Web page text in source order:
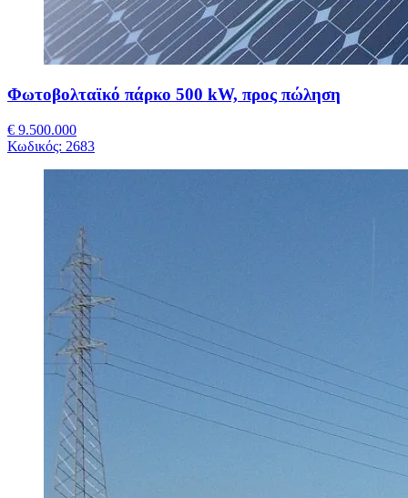
Φωτοβολταϊκό πάρκο 500 kW, προς πώληση
€ 9.500.000
Κωδικός: 2683